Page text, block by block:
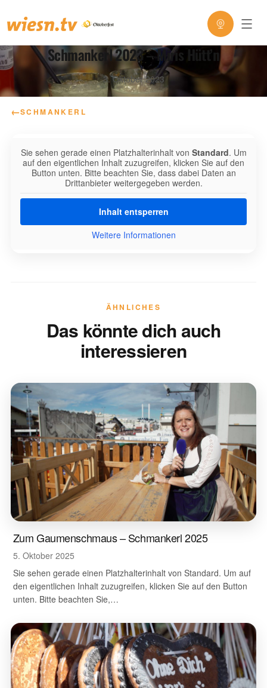
Schmankerl 2023 – Miris Hütt’n
3. Oktober 2023
←SCHMANKERL
Sie sehen gerade einen Platzhalterinhalt von Standard. Um
auf den eigentlichen Inhalt zuzugreifen, klicken Sie auf den
Button unten. Bitte beachten Sie, dass dabei Daten an
Drittanbieter weitergegeben werden.
Inhalt entsperren
Weitere Informationen
ÄHNLICHES
Das könnte dich auch
interessieren
Zum Gaumenschmaus – Schmankerl 2025
5. Oktober 2025
Sie sehen gerade einen Platzhalterinhalt von Standard. Um auf
den eigentlichen Inhalt zuzugreifen, klicken Sie auf den Button
unten. Bitte beachten Sie,…